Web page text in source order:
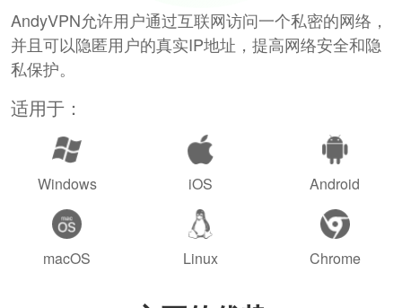
AndyVPN允许用户通过互联网访问一个私密的网络，
并且可以隐匿用户的真实IP地址，提高网络安全和隐
私保护。
适用于：
Windows iOS Android
macOS Linux Chrome